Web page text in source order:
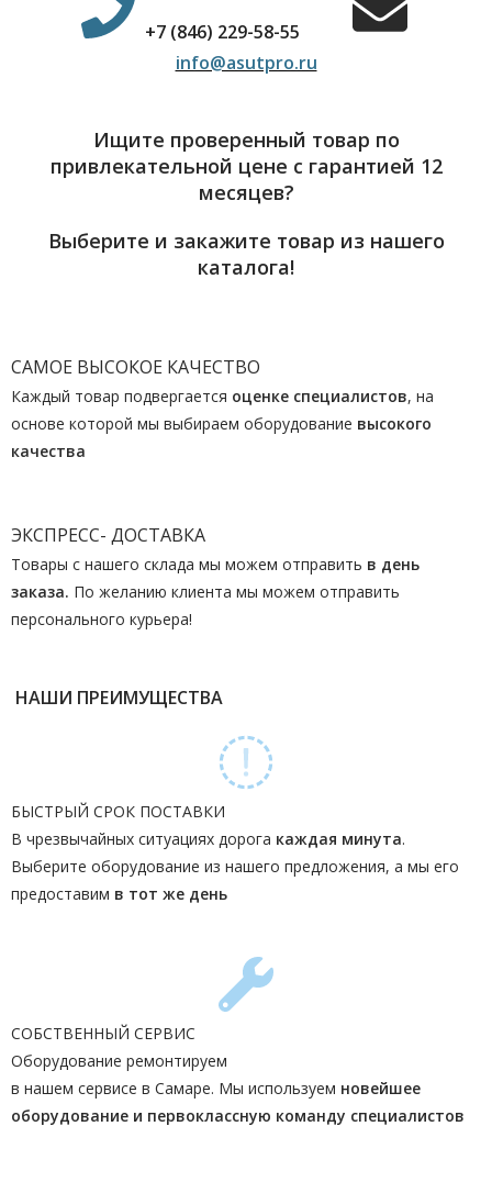
+7 (846) 229-58-55
info@asutpro.ru
Ищите проверенный товар по
привлекательной цене с гарантией 12
месяцев?
Выберите и закажите товар из нашего
каталога!
САМОЕ ВЫСОКОЕ КАЧЕСТВО
Каждый товар подвергается оценке специалистов, на
основе которой мы выбираем оборудование высокого
качества
ЭКСПРЕСС- ДОСТАВКА
Товары с нашего склада мы можем отправить в день
заказа. По желанию клиента мы можем отправить
персонального курьера!
НАШИ ПРЕИМУЩЕСТВА
БЫСТРЫЙ СРОК ПОСТАВКИ
В чрезвычайных ситуациях дорога каждая минута.
Выберите оборудование из нашего предложения, а мы его
предоставим в тот же день
СОБСТВЕННЫЙ СЕРВИС
Оборудование ремонтируем
в нашем сервисе в Самаре. Мы используем новейшее
оборудование и первоклассную команду специалистов